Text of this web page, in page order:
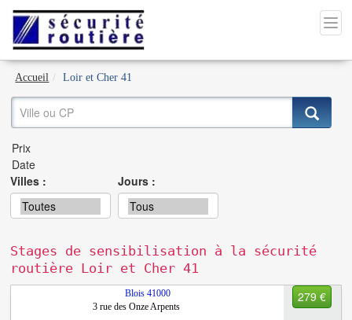
Accueil Loir et Cher 41
Villes : Jours :
Stages de sensibilisation à la sécurité
routière Loir et Cher 41
279 €
Blois 41000
3 rue des Onze Arpents